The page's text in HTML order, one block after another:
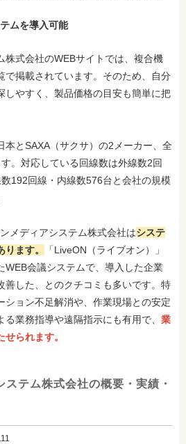
ムを導入可能
株式会社のWEBサイトでは、複合機
で掲載されています。そのため、自分
しやすく、製品価格の目安も簡単に把
本とSAXA（サクサ）の2メーカー、全
。対応している回線数は外線数2回
192回線・内線数576台と会社の規模
メディアシステム株式会社はシステ
ます。
「LiveON（ライブオン）」
WEB会議システムで、導入した企業
善した、とのクチコミも多いです。特
ション不足解消や、作業現場との安定
る業務指導や遠隔指示にも有用で、 業
られます。
ステム株式会社の概要・実績・